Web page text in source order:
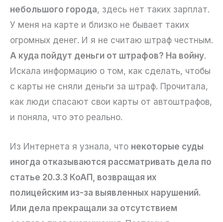
небольшого города, здесь нет таких зарплат.
У меня на карте и близко не бывает таких
огромных денег. И я не считаю штраф честным.
А куда пойдут деньги от штрафов? На войну.
Искала информацию о том, как сделать, чтобы
с карты не сняли деньги за штраф. Прочитала,
как люди спасают свои карты от автоштрафов,
и поняла, что это реально.
Из Интернета я узнала, что некоторые суды
иногда отказываются рассматривать дела по
статье 20.3.3 КоАП, возвращая их
полицейским из-за выявленных нарушений.
Или дела прекращали за отсутствием